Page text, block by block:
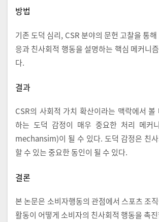
방법
기존 도덕 심리, CSR 분야의 문헌 고찰을 통
응과 친사회적 행동을 설명하는 핵심 메커니
다.
결과
CSR의 사회적 가치 확산이라는 맥락에서 볼
하는 도덕 감정이 매우 중요한 처리 메커
mechansim)이 될 수 있다. 도덕 감정은 친
할 수 있는 중요한 동인이 될 수 있다.
결론
본 논문은 소비자행동의 관점에서 스포츠 조
활동이 어떻게 소비자의 친사회적 행동을 촉